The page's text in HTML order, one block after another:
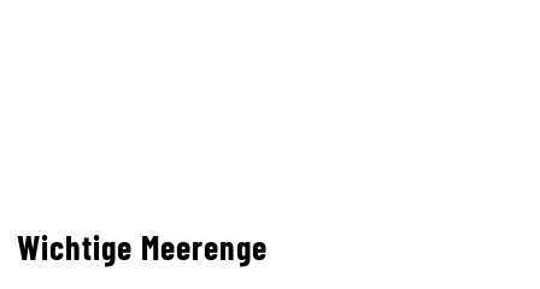
Wichtige Meerenge